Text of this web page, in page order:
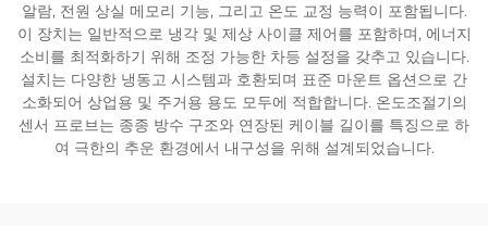
알람, 전원 상실 메모리 기능, 그리고 온도 교정 능력이 포함됩니다.
이 장치는 일반적으로 냉각 및 제상 사이클 제어를 포함하며, 에너지
소비를 최적화하기 위해 조정 가능한 차등 설정을 갖추고 있습니다.
설치는 다양한 냉동고 시스템과 호환되며 표준 마운트 옵션으로 간
소화되어 상업용 및 주거용 용도 모두에 적합합니다. 온도조절기의
센서 프로브는 종종 방수 구조와 연장된 케이블 길이를 특징으로 하
여 극한의 추운 환경에서 내구성을 위해 설계되었습니다.